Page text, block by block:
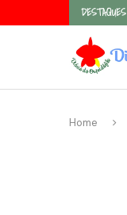
DESTAQUES
Home